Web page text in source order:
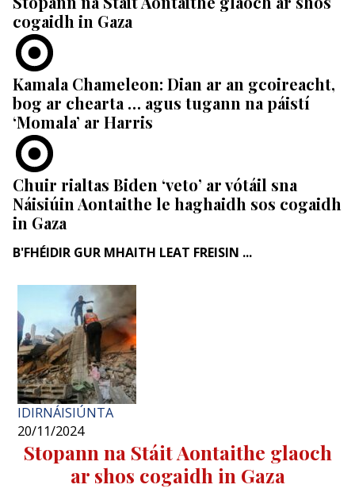
cogaidh in Gaza
Kamala Chameleon: Dian ar an gcoireacht,
bog ar chearta … agus tugann na páistí
‘Momala’ ar Harris
Chuir rialtas Biden ‘veto’ ar vótáil sna
Náisiúin Aontaithe le haghaidh sos cogaidh
in Gaza
B'FHÉIDIR GUR MHAITH LEAT FREISIN ...
IDIRNÁISIÚNTA
20/11/2024
Stopann na Stáit Aontaithe glaoch
ar shos cogaidh in Gaza